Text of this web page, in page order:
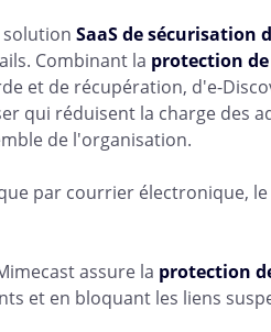
SaaS de sécurisation
Combinant la protection
et de récupération, d'e-
qui réduisent la charge
de l'organisation.
par courrier électronique,
assure la protection
et en bloquant les liens